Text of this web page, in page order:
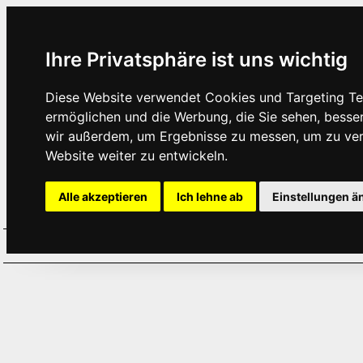
Ihre Privatsphäre ist uns wichtig
Diese Website verwendet Cookies und Targeting
ermöglichen und die Werbung, die Sie sehen,
wir außerdem, um Ergebnisse zu messen, um zu
Website weiter zu entwickeln.
Alle akzeptieren Ich lehne ab Einstellungen